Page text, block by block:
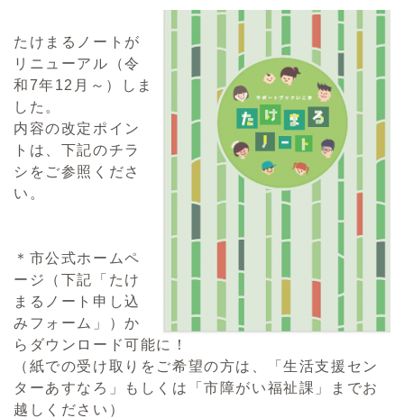
たけまるノートが
リニューアル（令
和7年12月～）しま
した。
内容の改定ポイン
トは、下記のチラ
シをご参照くださ
い。
＊市公式ホームペ
ージ（下記「たけ
まるノート申し込
みフォーム」）か
らダウンロード可能に！
（紙での受け取りをご希望の方は、「生活支援セン
ターあすなろ」もしくは「市障がい福祉課」までお
越しください）